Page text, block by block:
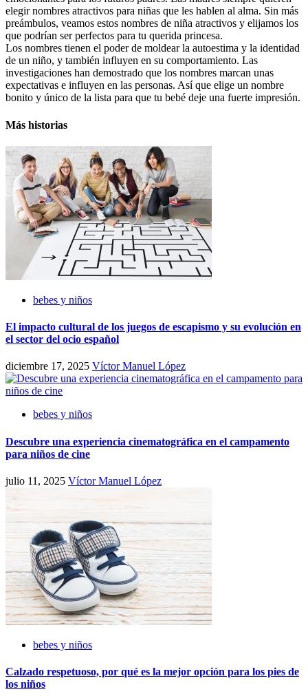
elegir nombres atractivos para niñas que les hablen al alma. Sin más
preámbulos, veamos estos nombres de niña atractivos y elijamos los
que podrían ser perfectos para tu querida princesa.
Los nombres tienen el poder de moldear la autoestima y la identidad
de un niño, y también influyen en su comportamiento. Las
investigaciones han demostrado que los nombres marcan unas
expectativas e influyen en las personas. Así que elige un nombre
bonito y único de la lista para que tu bebé deje una fuerte impresión.
Más historias
bebes y niños
El impacto cultural de los juegos de escapismo y su evolución en
el sector del ocio español
diciembre 17, 2025 Víctor Manuel López
bebes y niños
Descubre una experiencia cinematográfica en el campamento
para niños de cine
julio 11, 2025 Víctor Manuel López
bebes y niños
Calzado respetuoso, por qué es la mejor opción para los pies de
los niños